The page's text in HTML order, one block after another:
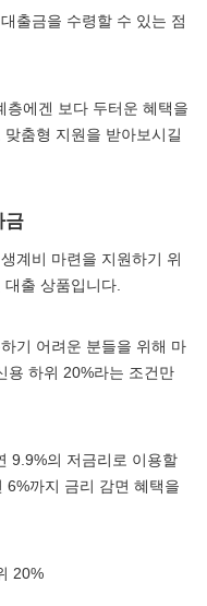
출금을 수령할 수 있는 점
층에겐 보다 두터운 혜택을
춤형 지원을 받아보시길
금
계비 마련을 지원하기 위
출 상품입니다.
기 어려운 분들을 위해 마
용 하위 20%라는 조건만
9.9%의 저금리로 이용할
6%까지 금리 감면 혜택을
20%